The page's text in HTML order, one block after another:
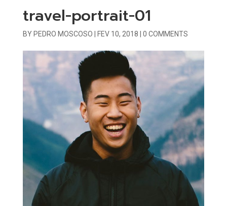
travel-portrait-01
BY PEDRO MOSCOSO FEV 10, 2018 0 COMMENTS